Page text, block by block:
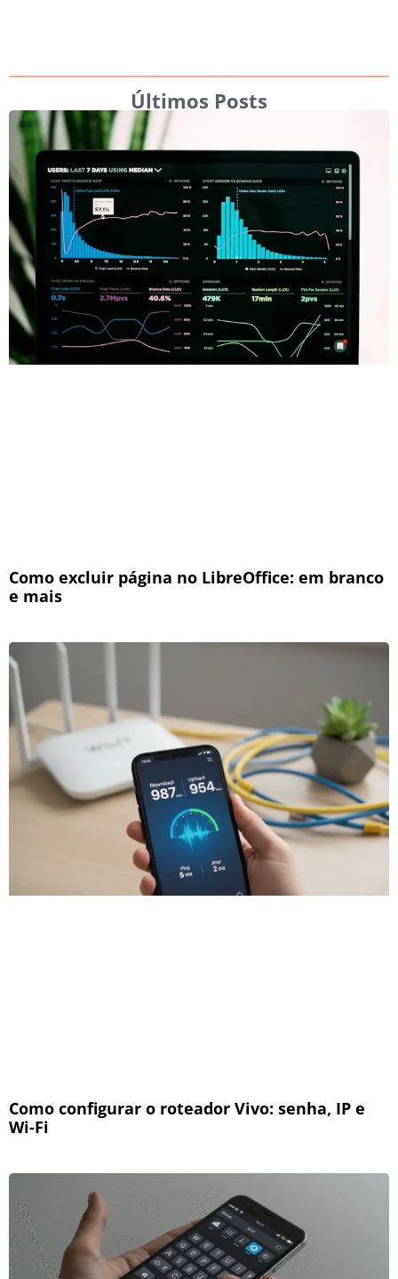
Últimos Posts
Como excluir página no LibreOffice: em branco
e mais
Como configurar o roteador Vivo: senha, IP e
Wi-Fi